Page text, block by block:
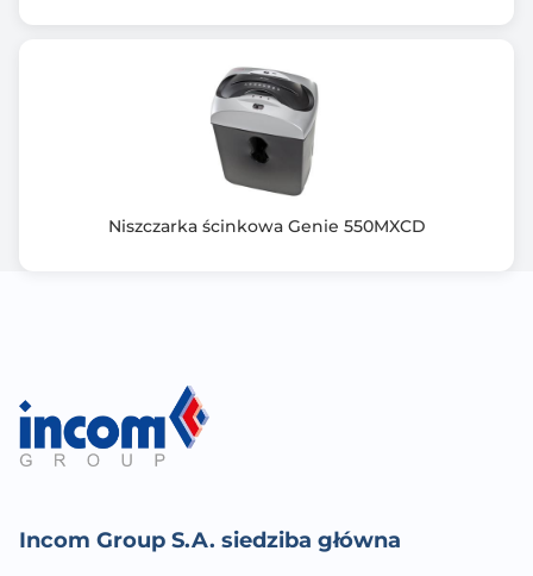
Niszczarka ścinkowa Genie 550MXCD
Incom Group S.A. siedziba główna